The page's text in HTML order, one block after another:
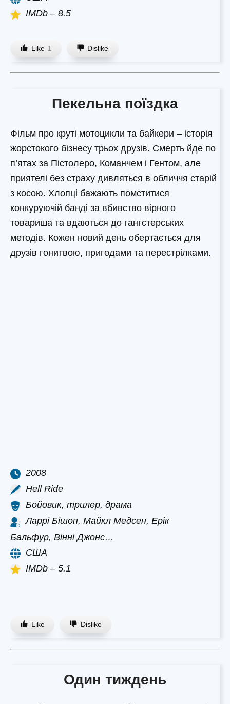
IMDb – 8.5
Like 1 Dislike
Пекельна поїздка
Фільм про круті мотоцикли та байкери – історія
жорстокого бізнесу трьох друзів. Смерть йде по
п’ятах за Пістолеро, Команчем і Гентом, але
приятелі без страху дивляться в обличчя старій
з косою. Хлопці бажають помститися
конкуруючій банді за вбивство вірного
товариша та вдаються до гангстерських
методів. Кожен новий день обертається для
друзів гонитвою, пригодами та перестрілками.
2008
Hell Ride
Бойовик, трилер, драма
Ларрі Бішоп, Майкл Медсен, Ерік
Бальфур, Вінні Джонс…
США
IMDb – 5.1
Like Dislike
Один тиждень